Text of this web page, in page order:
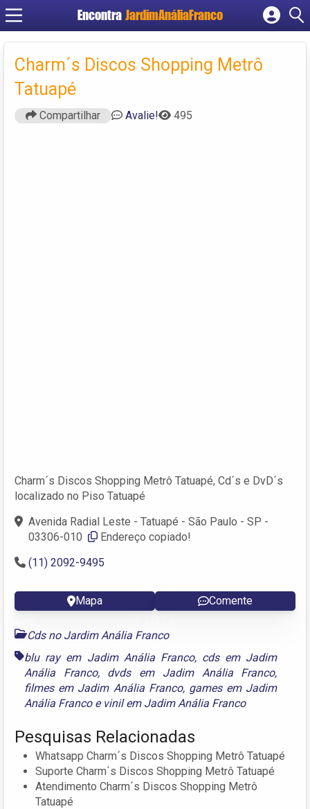
Encontra JardimAnáliaFranco
Cadastrar empresa
Criar conta
Charm´s Discos Shopping Metrô
Tatuapé
Compartilhar Avalie! 495
Charm´s Discos Shopping Metrô Tatuapé, Cd´s e DvD´s
localizado no Piso Tatuapé
Avenida Radial Leste - Tatuapé - São Paulo - SP -
03306-010 ‎
Endereço copiado!
(11) 2092-9495
Mapa Comente
Cds no Jardim Anália Franco
blu ray em Jadim Anália Franco, cds em Jadim
Anália Franco, dvds em Jadim Anália Franco,
filmes em Jadim Anália Franco, games em Jadim
Anália Francoe vinil em Jadim Anália Franco
Pesquisas Relacionadas
Whatsapp Charm´s Discos Shopping Metrô Tatuapé
Suporte Charm´s Discos Shopping Metrô Tatuapé
Atendimento Charm´s Discos Shopping Metrô
Tatuapé